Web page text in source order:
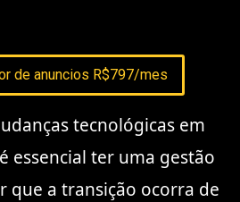
de anuncios R$797/mes
tecnológicas em
essencial ter uma gestão
que a transição ocorra de